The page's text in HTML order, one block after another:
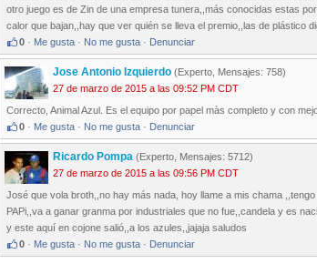
otro juego es de Zin de una empresa tunera,,más conocidas estas
calor que bajan,,hay que ver quién se lleva el premio,,las de plástico
0 · Me gusta · No me gusta · Denunciar
Jose Antonio Izquierdo (Experto, Mensajes: 758)
27 de marzo de 2015 a las 09:52 PM CDT
Correcto, Animal Azul. Es el equipo por papel màs completo y con
0 · Me gusta · No me gusta · Denunciar
Ricardo Pompa (Experto, Mensajes: 5712)
27 de marzo de 2015 a las 09:56 PM CDT
José que vola broth,,no hay más nada, hoy llame a mis chama
PAPi,,va a ganar granma por industriales que no fue,,candela y es
y este aquí en cojone salió,,a los azules,,jajaja saludos
0 · Me gusta · No me gusta · Denunciar